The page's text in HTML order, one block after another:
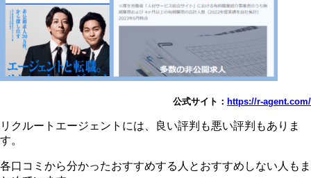
公式サイト： https://r-agent.com/
リクルートエージェントには、良い評判も悪い評判もありま
す。
各口コミから分かったおすすめする人とおすすめしない人もま